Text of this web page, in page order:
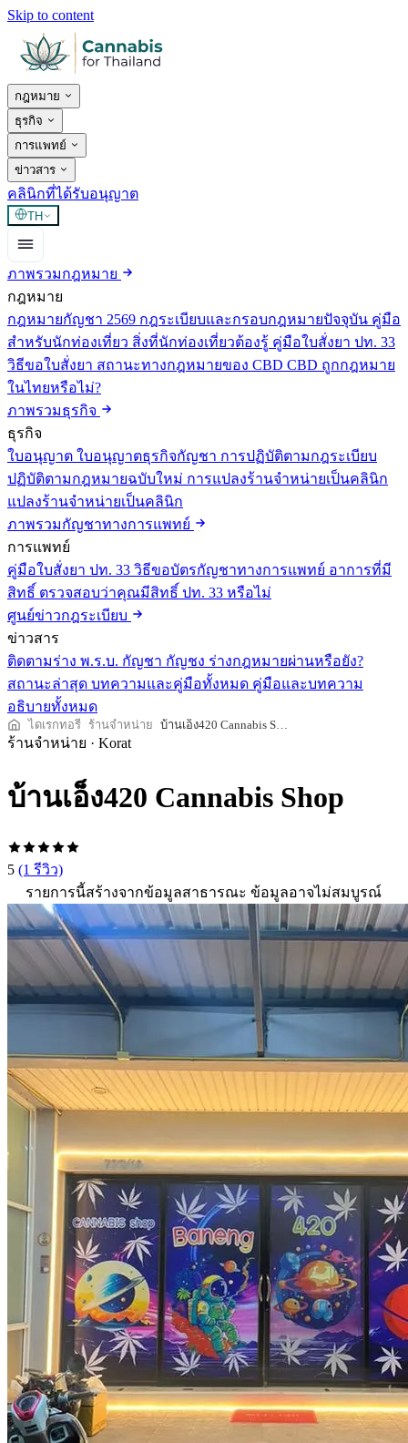
Skip to content
กฎหมาย
ธุรกิจ
การแพทย์
ข่าวสาร
คลินิกที่ได้รับอนุญาต
TH
ภาพรวมกฎหมาย
กฎหมาย
กฎหมายกัญชา 2569 กฎระเบียบและกรอบกฎหมายปัจจุบัน คู่มือ
สำหรับนักท่องเที่ยว สิ่งที่นักท่องเที่ยวต้องรู้ คู่มือใบสั่งยา ปท. 33
วิธีขอใบสั่งยา สถานะทางกฎหมายของ CBD CBD ถูกกฎหมาย
ในไทยหรือไม่?
ภาพรวมธุรกิจ
ธุรกิจ
ใบอนุญาต ใบอนุญาตธุรกิจกัญชา การปฏิบัติตามกฎระเบียบ
ปฏิบัติตามกฎหมายฉบับใหม่ การแปลงร้านจำหน่ายเป็นคลินิก
แปลงร้านจำหน่ายเป็นคลินิก
ภาพรวมกัญชาทางการแพทย์
การแพทย์
คู่มือใบสั่งยา ปท. 33 วิธีขอบัตรกัญชาทางการแพทย์ อาการที่มี
สิทธิ์ ตรวจสอบว่าคุณมีสิทธิ์ ปท. 33 หรือไม่
ศูนย์ข่าวกฎระเบียบ
ข่าวสาร
ติดตามร่าง พ.ร.บ. กัญชา กัญชง ร่างกฎหมายผ่านหรือยัง?
สถานะล่าสุด บทความและคู่มือทั้งหมด คู่มือและบทความ
อธิบายทั้งหมด
ไดเรกทอรี ร้านจำหน่าย บ้านเอ็ง420 Cannabis Shop
ร้านจำหน่าย · Korat
บ้านเอ็ง420 Cannabis Shop
5 (1 รีวิว)
รายการนี้สร้างจากข้อมูลสาธารณะ ข้อมูลอาจไม่สมบูรณ์